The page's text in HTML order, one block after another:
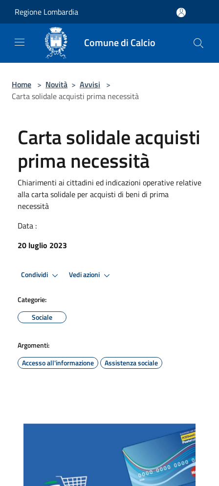
Regione Lombardia
Comune di Calcio
Home > Novità > Avvisi >
Carta solidale acquisti prima necessità
Carta solidale acquisti
prima necessità
Chiarimenti ai cittadini ed indicazioni operative relative
alla carta solidale per acquisti di beni di prima
necessità
Data :
20 luglio 2023
Condividi Vedi azioni
Categorie:
Sociale
Argomenti:
Accesso all'informazione
Assistenza sociale